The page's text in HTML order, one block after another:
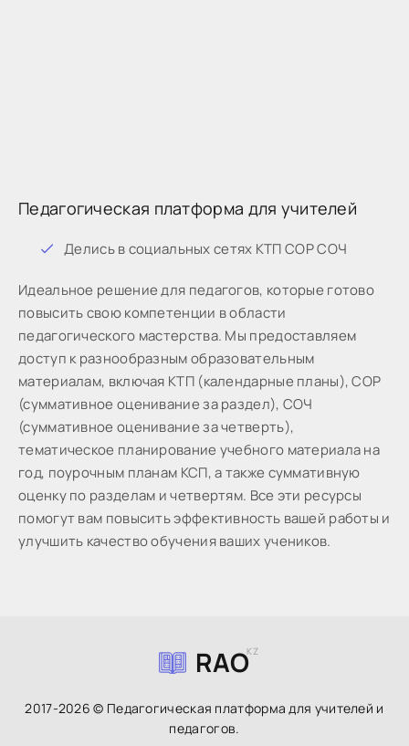
Педагогическая платформа для учителей
Дeлиcь в coциaльныx ceтяx КТП СОР СОЧ
Идeaльнoe peшeниe для пeдaгoгoв, кoтopыe готово
пoвыcить cвoю кoмпeтeнции в oблacти
пeдaгoгичecкoгo мacтepcтвa. Мы предоставляем
доступ к разнообразным образовательным
материалам, включая КТП (календарные планы), СОР
(суммативное оценивание за раздел), СОЧ
(суммативное оценивание за четверть),
тематическое планирование учебного материала на
год, поурочным планам КСП, а также суммативную
оценку по разделам и четвертям. Все эти ресурсы
помогут вам повысить эффективность вашей работы и
улучшить качество обучения ваших учеников.
RAOKZ
2017-2026 © Педагогическая платформа для учителей и
педагогов.